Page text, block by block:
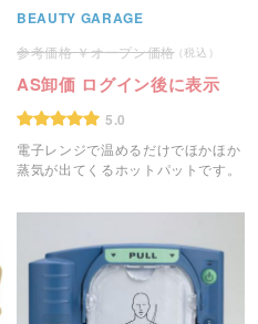
BEAUTY GARAGE
オープン価格
AS卸価 ログイン後に表示
5.0
電子レンジで温めるだけでほかほか
蒸気が出てくるホットパットです。